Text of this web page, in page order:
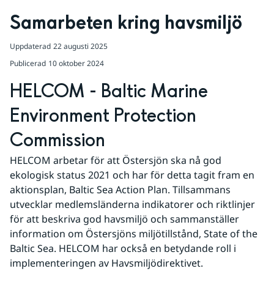
Samarbeten kring havsmiljö
Uppdaterad 22 augusti 2025
Publicerad 10 oktober 2024
HELCOM - Baltic Marine
Environment Protection
Commission
HELCOM arbetar för att Östersjön ska nå god
ekologisk status 2021 och har för detta tagit fram en
aktionsplan, Baltic Sea Action Plan. Tillsammans
utvecklar medlemsländerna indikatorer och riktlinjer
för att beskriva god havsmiljö och sammanställer
information om Östersjöns miljötillstånd, State of the
Baltic Sea. HELCOM har också en betydande roll i
implementeringen av Havsmiljödirektivet.